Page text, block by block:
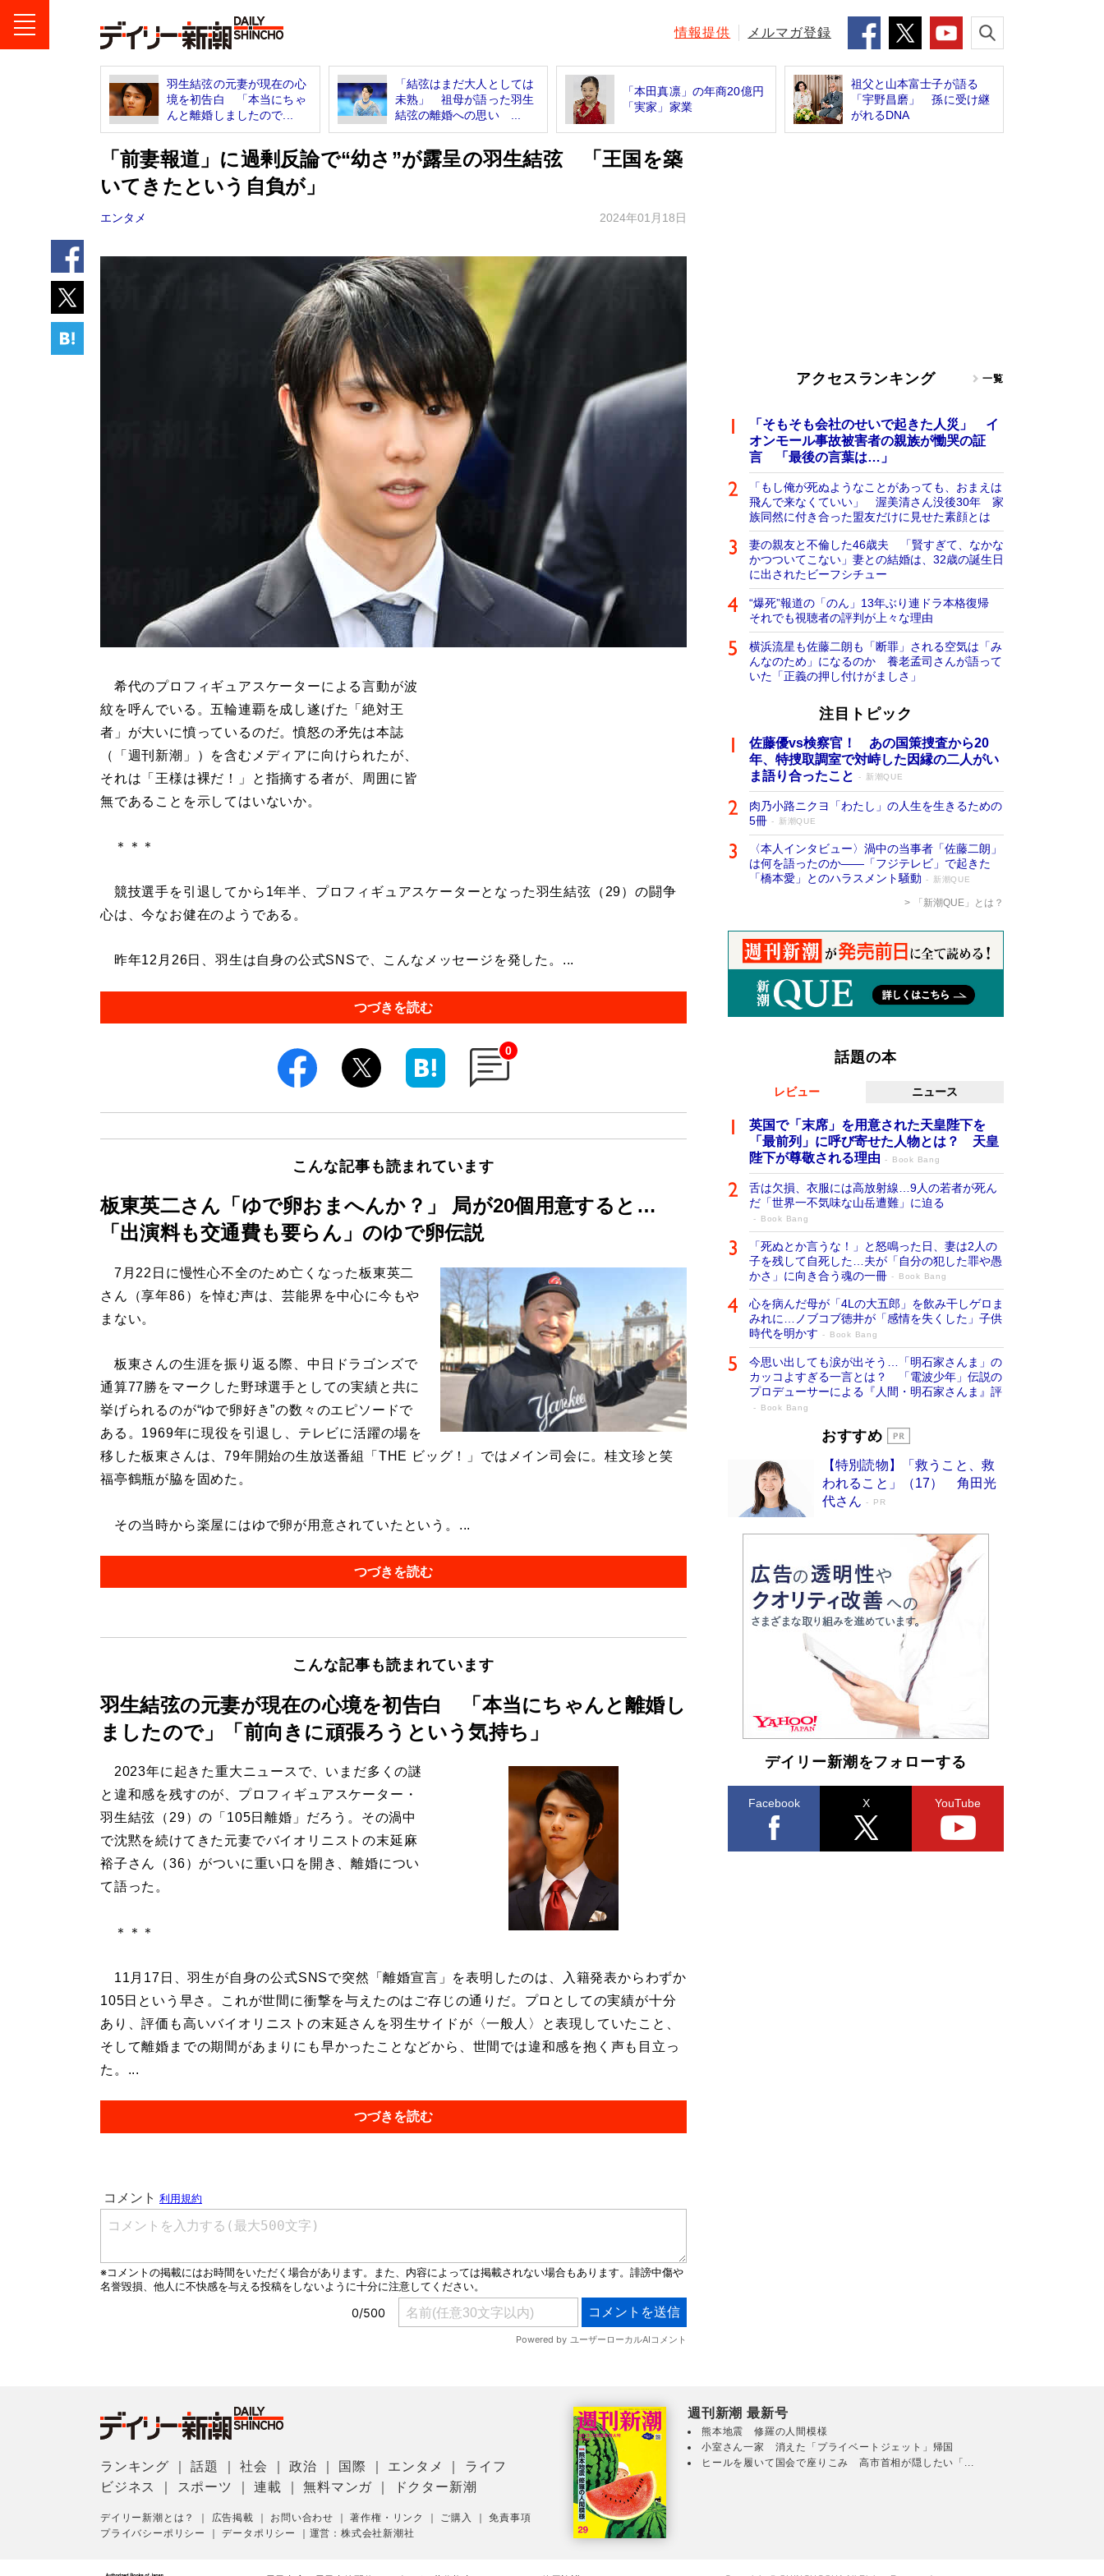
情報提供 メルマガ登録
羽生結弦の元妻が現在の心
境を初告白 「本当にちゃ
んと離婚しましたので...
「結弦はまだ大人としては
未熟」 祖母が語った羽生
結弦の離婚への思い ...
「本田真凛」の年商20億円
「実家」家業
祖父と山本富士子が語る
「宇野昌磨」 孫に受け継
がれるDNA
「前妻報道」に過剰反論で“幼さ”が露呈の羽生結弦 「王国を築
いてきたという自負が」
エンタメ 2024年01月18日
希代のプロフィギュアスケーターによる言動が波
紋を呼んでいる。五輪連覇を成し遂げた「絶対王
者」が大いに憤っているのだ。憤怒の矛先は本誌
（「週刊新潮」）を含むメディアに向けられたが、
それは「王様は裸だ！」と指摘する者が、周囲に皆
無であることを示してはいないか。
＊＊＊
競技選手を引退してから1年半、プロフィギュアスケーターとなった羽生結弦（29）の闘争
心は、今なお健在のようである。
昨年12月26日、羽生は自身の公式SNSで、こんなメッセージを発した。...
つづきを読む
0
こんな記事も読まれています
板東英二さん「ゆで卵おまへんか？」 局が20個用意すると…
「出演料も交通費も要らん」のゆで卵伝説
7月22日に慢性心不全のため亡くなった板東英二
さん（享年86）を悼む声は、芸能界を中心に今もや
まない。
板東さんの生涯を振り返る際、中日ドラゴンズで
通算77勝をマークした野球選手としての実績と共に
挙げられるのが“ゆで卵好き”の数々のエピソードで
ある。1969年に現役を引退し、テレビに活躍の場を
移した板東さんは、79年開始の生放送番組「THE ビッグ！」ではメイン司会に。桂文珍と笑
福亭鶴瓶が脇を固めた。
その当時から楽屋にはゆで卵が用意されていたという。...
つづきを読む
こんな記事も読まれています
羽生結弦の元妻が現在の心境を初告白 「本当にちゃんと離婚し
ましたので」「前向きに頑張ろうという気持ち」
2023年に起きた重大ニュースで、いまだ多くの謎
と違和感を残すのが、プロフィギュアスケーター・
羽生結弦（29）の「105日離婚」だろう。その渦中
で沈黙を続けてきた元妻でバイオリニストの末延麻
裕子さん（36）がついに重い口を開き、離婚につい
て語った。
＊＊＊
11月17日、羽生が自身の公式SNSで突然「離婚宣言」を表明したのは、入籍発表からわずか
105日という早さ。これが世間に衝撃を与えたのはご存じの通りだ。プロとしての実績が十分
あり、評価も高いバイオリニストの末延さんを羽生サイドが〈一般人〉と表現していたこと、
そして離婚までの期間があまりにも早かったことなどから、世間では違和感を抱く声も目立っ
た。...
つづきを読む
アクセスランキング 一覧
「そもそも会社のせいで起きた人災」 イ
オンモール事故被害者の親族が慟哭の証
言 「最後の言葉は…」
「もし俺が死ぬようなことがあっても、おまえは
飛んで来なくていい」 渥美清さん没後30年 家
族同然に付き合った盟友だけに見せた素顔とは
妻の親友と不倫した46歳夫 「賢すぎて、なかな
かつついてこない」妻との結婚は、32歳の誕生日
に出されたビーフシチュー
“爆死”報道の「のん」13年ぶり連ドラ本格復帰
それでも視聴者の評判が上々な理由
横浜流星も佐藤二朗も「断罪」される空気は「み
んなのため」になるのか 養老孟司さんが語って
いた「正義の押し付けがましさ」
注目トピック
佐藤優vs検察官！ あの国策捜査から20
年、特捜取調室で対峙した因縁の二人がい
ま語り合ったこと
新潮QUE
肉乃小路ニクヨ「わたし」の人生を生きるための
5冊
新潮QUE
〈本人インタビュー〉渦中の当事者「佐藤二朗」
は何を語ったのか――「フジテレビ」で起きた
「橋本愛」とのハラスメント騒動
新潮QUE
「新潮QUE」とは？
話題の本
レビュー ニュース
英国で「末席」を用意された天皇陛下を
「最前列」に呼び寄せた人物とは？ 天皇
陛下が尊敬される理由
Book Bang
舌は欠損、衣服には高放射線…9人の若者が死ん
だ「世界一不気味な山岳遭難」に迫る
Book Bang
「死ぬとか言うな！」と怒鳴った日、妻は2人の
子を残して自死した…夫が「自分の犯した罪や愚
かさ」に向き合う魂の一冊
Book Bang
心を病んだ母が「4Lの大五郎」を飲み干しゲロま
みれに…ノブコブ徳井が「感情を失くした」子供
時代を明かす
Book Bang
今思い出しても涙が出そう…「明石家さんま」の
カッコよすぎる一言とは？ 「電波少年」伝説の
プロデューサーによる『人間・明石家さんま』評
Book Bang
「宇宙兄弟」最終46巻がベストセラー1
物語に幕 特装版には「宇宙で描かれたマ
ンガ」も収録
Book Bang
美輪明宏 晩年の回答を集めた『ほほえんで生き
「『火垂るの墓』は、大嘘である」原作者が抱き
続けた“自責の念”とは…「自己憐憫は描きたくな
い」監督が徹底的にこだわったこと（後編） #
戦争の記憶
Book Bang
入社10年目にして最下位の営業がトップに大逆
転 上司の“意外な一言”から生まれた「雑談のテ
Book Bang
皇室はなぜ世界から尊敬されているのか？ 「天
皇陛下はお元気でおられるか」がサウジ国王の第
一声になる理由
おすすめ
【特別読物】「救うこと、救
われること」（17） 角田光
代さん
PR
デイリー新潮をフォローする
Facebook X YouTube
ランキング ｜話題 ｜社会 ｜政治 国際 エンタメ
ライフ
ビジネス
スポーツ ｜連載 ｜無料マンガ ドクター新潮
デイリー新潮とは？ 広告掲載 お問い合わせ ｜著作権・リンク ご購入 ｜免責事項
プライバシーポリシー
｜データポリシー 運営：株式会社新潮社
週刊新潮 最新号
熊本地震 修羅の人間模様
小室さん一家 消えた「プライベートジェット」帰国
ヒールを履いて国会で座りこみ 高市首相が隠したい「...